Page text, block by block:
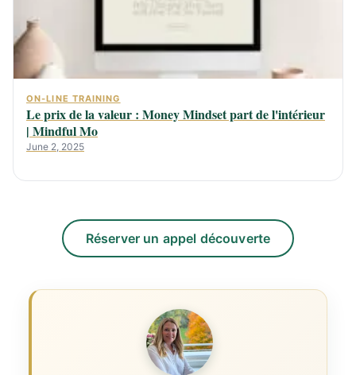
ON-LINE TRAINING
Le prix de la valeur : Money Mindset part de l'intérieur
| Mindful Mo
June 2, 2025
Réserver un appel découverte